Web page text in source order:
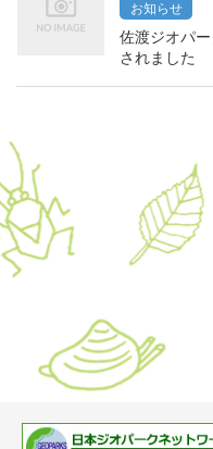
お知らせ
佐渡ジオパ
されました